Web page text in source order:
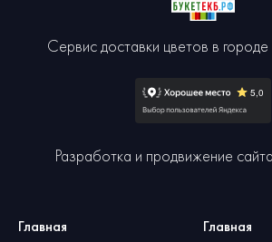
Главная
Главная
Сервис доставки цветов в городе
Разработка и продвижение сайта